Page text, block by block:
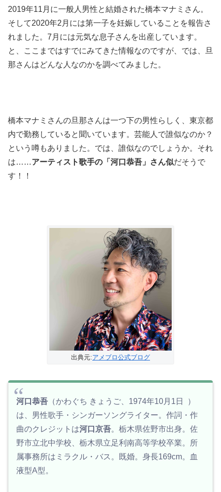
2019年11月に一般人男性と結婚された橋本マナミさん。
そして2020年2月には第一子を妊娠していることを報告さ
れました。7月には元気な息子さんを出産しています。
と、ここまではすでにみてきた情報なのですが、では、旦
那さんはどんな人なのかを調べてみました。
橋本マナミさんの旦那さんは一つ下の男性らしく、東京都
内で勤務していると聞いています。芸能人で誰似なのか？
という噂もありました。では、誰似なのでしょうか。それ
は……アーティスト歌手の「河口恭吾」さん似だそうで
す！！
出典元:アメブロ公式ブログ
河口恭吾 （かわぐち きょうご、1974年10月1日 ）
は、男性歌手・シンガーソングライター。作詞・作
曲のクレジットは河口京吾。栃木県佐野市出身。佐
野市立北中学校、栃木県立足利南高等学校卒業。所
属事務所はミラクル・バス。既婚。身長169cm。血
液型A型。